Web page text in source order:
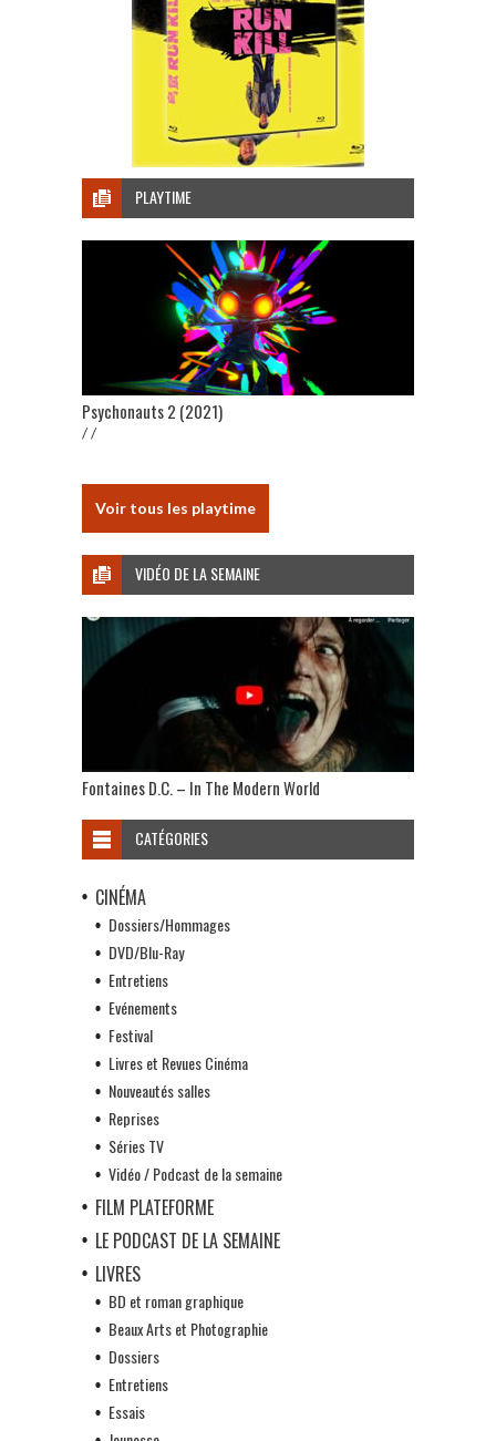
PLAYTIME
Psychonauts 2 (2021)
/ /
Voir tous les playtime
VIDÉO DE LA SEMAINE
Fontaines D.C. – In The Modern World
CATÉGORIES
CINÉMA
Dossiers/Hommages
DVD/Blu-Ray
Entretiens
Evénements
Festival
Livres et Revues Cinéma
Nouveautés salles
Reprises
Séries TV
Vidéo / Podcast de la semaine
FILM PLATEFORME
LE PODCAST DE LA SEMAINE
LIVRES
BD et roman graphique
Beaux Arts et Photographie
Dossiers
Entretiens
Essais